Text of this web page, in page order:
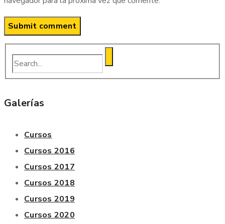
Galerías
Cursos
Cursos 2016
Cursos 2017
Cursos 2018
Cursos 2019
Cursos 2020